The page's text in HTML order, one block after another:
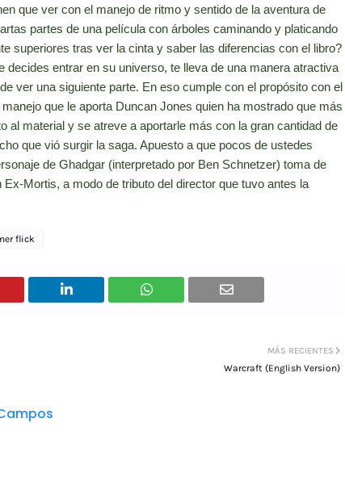
que ver con el manejo de ritmo y sentido de la aventura de
partes de una película con árboles caminando y platicando
superiores tras ver la cinta y saber las diferencias con el libro?
decides entrar en su universo, te lleva de una manera atractiva
ver una siguiente parte. En eso cumple con el propósito con el
que le aporta Duncan Jones quien ha mostrado que más
al material y se atreve a aportarle más con la gran cantidad de
que vió surgir la saga. Apuesto a que pocos de ustedes
de Ghadgar (interpretado por Ben Schnetzer) toma de
Mortis, a modo de tributo del director que tuvo antes la
flick
MÁS RECIENTES
Warcraft (English Version)